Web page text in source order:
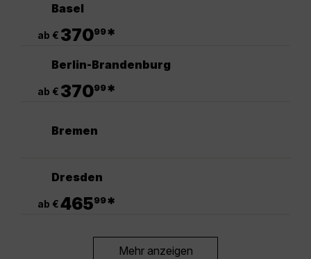
Basel
ab € 37099*
Berlin-Brandenburg
ab € 37099*
Bremen
Dresden
ab €46599*
Mehr anzeigen